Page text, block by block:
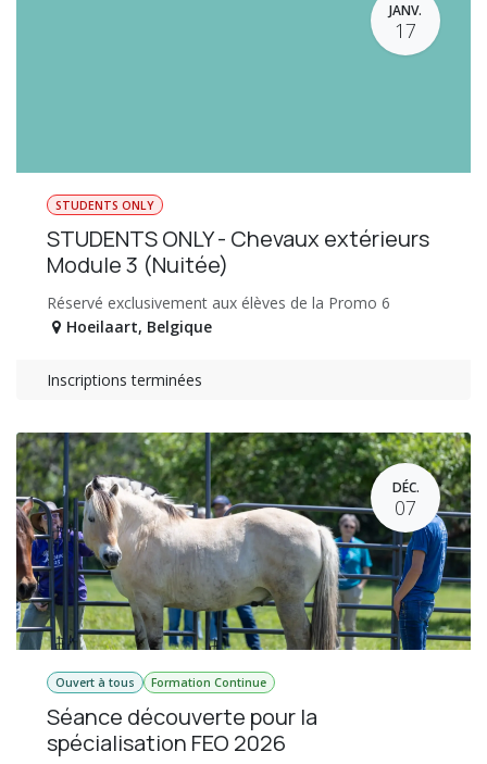
JANV.
17
STUDENTS ONLY
STUDENTS ONLY - Chevaux extérieurs
Module 3 (Nuitée)
Réservé exclusivement aux élèves de la Promo 6
Hoeilaart, Belgique
Inscriptions terminées
DÉC.
07
Ouvert à tous Formation Continue
Séance découverte pour la
spécialisation FEO 2026